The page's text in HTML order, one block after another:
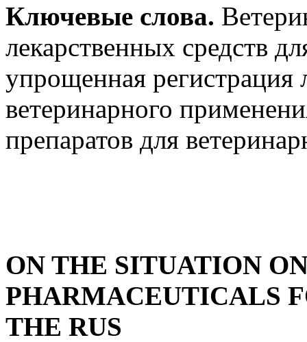
Ключевые слова.
лекарственных средств
упрощенная регистрация
ветеринарного
препаратов для
ON THE SITUATION
PHARMACEUTICALS
THE RUS